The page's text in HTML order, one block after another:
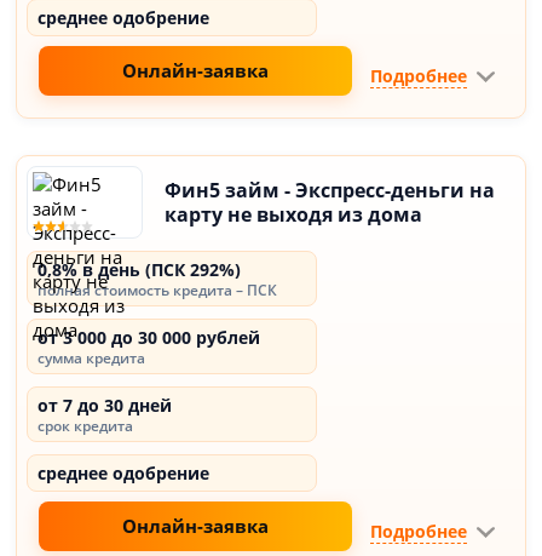
среднее одобрение
Онлайн-заявка Подробнее
Фин5 займ - Экспресс-деньги на
карту не выходя из дома
0,8% в день (ПСК 292%)
полная стоимость кредита – ПСК
от 3 000 до 30 000 рублей
сумма кредита
от 7 до 30 дней
срок кредита
среднее одобрение
Онлайн-заявка Подробнее